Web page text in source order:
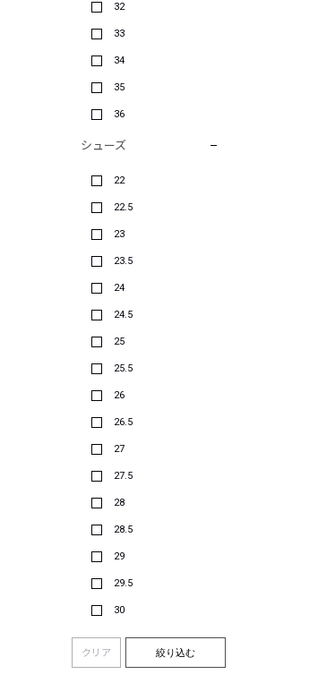
32
33
34
35
36
シューズ
22
22.5
23
23.5
24
24.5
25
25.5
26
26.5
27
27.5
28
28.5
29
29.5
30
クリア 絞り込む